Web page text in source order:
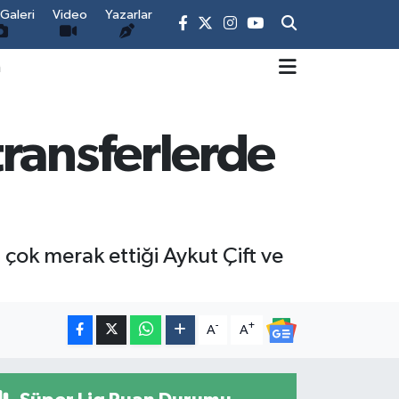
Video Yazarlar
çok merak ettiği Aykut Çift ve
A- A+